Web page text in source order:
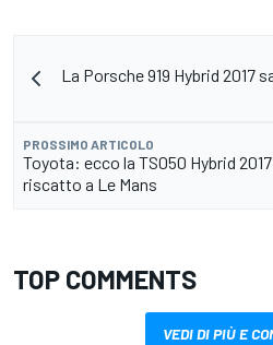
La Porsche 919 Hybrid 2017
PROSSIMO ARTICOLO
Toyota: ecco la TS050 Hybrid
riscatto a Le Mans
TOP COMMENTS
VEDI DI PIÙ E